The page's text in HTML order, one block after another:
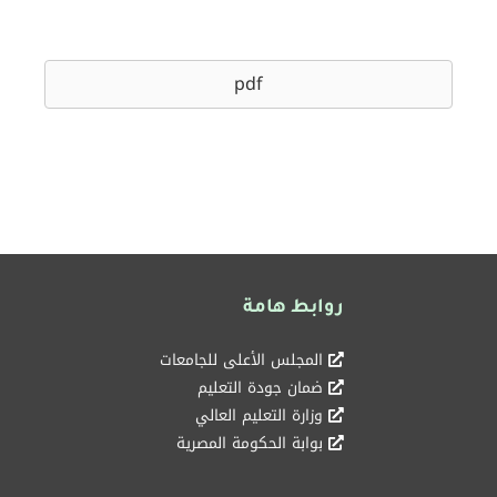
pdf
روابط هامة
المجلس الأعلى للجامعات
ضمان جودة التعليم
وزارة التعليم العالي
بوابة الحكومة المصرية